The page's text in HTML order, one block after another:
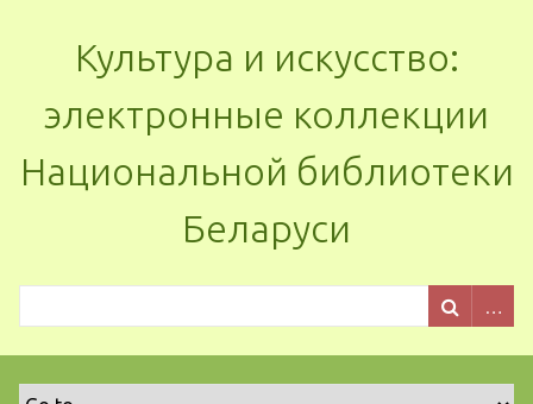
Культура и искусство:
электронные коллекции
Национальной библиотеки
Беларуси